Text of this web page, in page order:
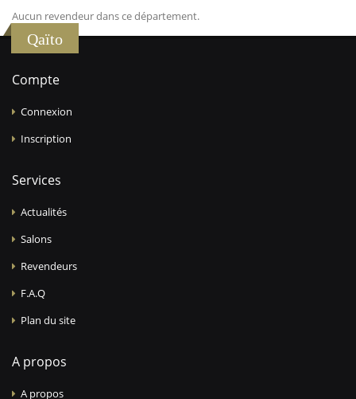
Aucun revendeur dans ce département.
Qaïto
Compte
Connexion
Inscription
Services
Actualités
Salons
Revendeurs
F.A.Q
Plan du site
A propos
A propos